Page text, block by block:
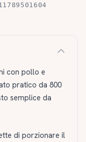
con pollo e
pratico da 800
semplice da
di porzionare il